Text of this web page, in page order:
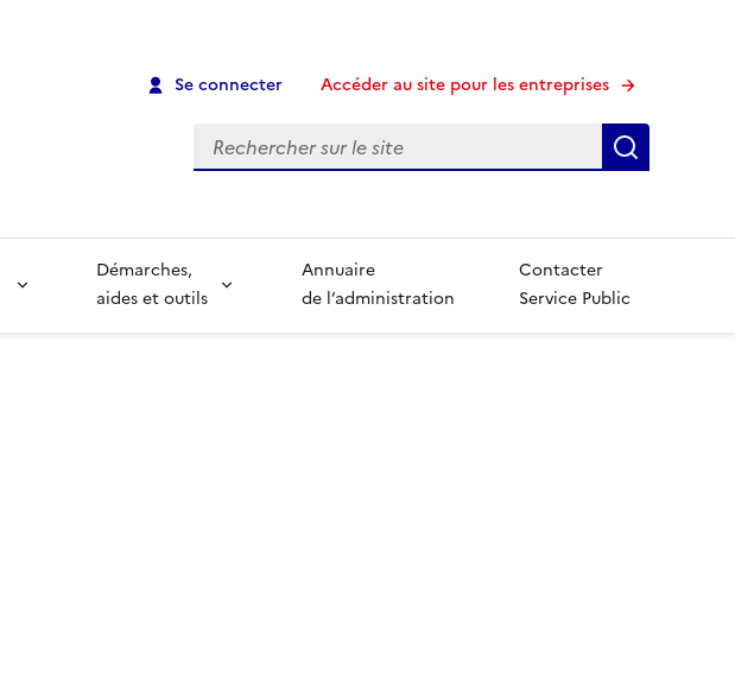
Se connecter Accéder au site pour les entreprises
Recherche
Démarches,
aides et outils
Annuaire
de l’administration
Contacter
Service Public